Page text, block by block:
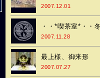
2007.12.01
・・*喫茶室*・・
2007.11.28
最上様、御来形
2007.07.27